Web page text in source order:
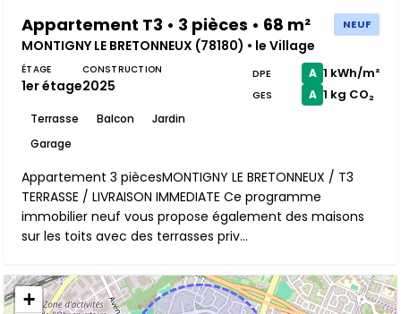
Appartement T3 • 3 pièces • 68 m² NEUF
MONTIGNY LE BRETONNEUX (78180) • le Village
ÉTAGE
1er étage
CONSTRUCTION
2025
Terrasse Balcon
Jardin
Garage
DPE A 1 kWh/m²
GES A 1 kg CO₂
Appartement 3 piècesMONTIGNY LE BRETONNEUX / T3
TERRASSE / LIVRAISON IMMEDIATE Ce programme
immobilier neuf vous propose également des maisons
sur les toits avec des terrasses priv...
+